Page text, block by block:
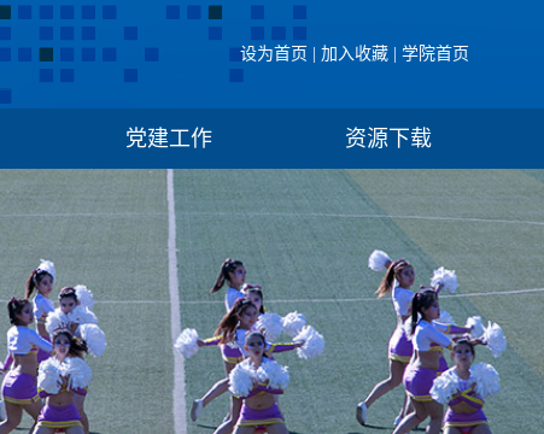
设为首页 加入收藏 学院首页
党建工作 资源下载